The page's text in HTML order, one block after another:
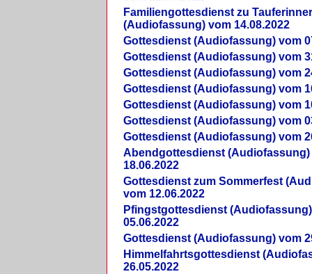
Familiengottesdienst zu
(Audiofassung) vom 14.08.2022
Gottesdienst (Audiofassung) vom
Gottesdienst (Audiofassung) vom
Gottesdienst (Audiofassung) vom
Gottesdienst (Audiofassung) vom
Gottesdienst (Audiofassung) vom
Gottesdienst (Audiofassung) vom
Gottesdienst (Audiofassung) vom
Abendgottesdienst (Audiofassung)
18.06.2022
Gottesdienst zum Sommerfest
vom 12.06.2022
Pfingstgottesdienst
05.06.2022
Gottesdienst (Audiofassung) vom
Himmelfahrtsgottesdienst
26.05.2022